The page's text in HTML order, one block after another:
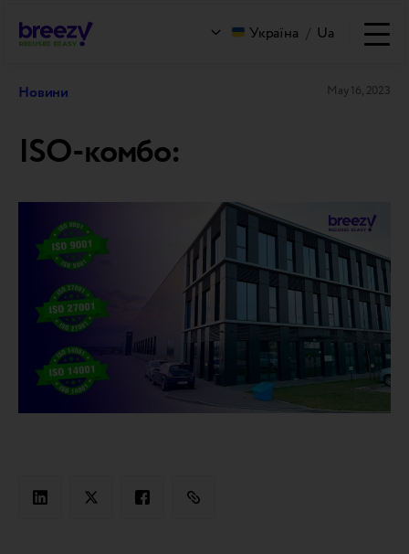
Україна / Ua
Новини May 16, 2023
ISO-комбо: